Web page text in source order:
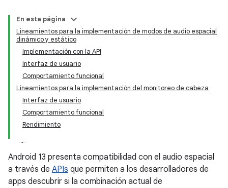
En esta página
Lineamientos para la implementación de modos de audio espacial
dinámico y estático
Implementación con la API
Interfaz de usuario
Comportamiento funcional
Lineamientos para la implementación del monitoreo de cabeza
Interfaz de usuario
Comportamiento funcional
Rendimiento
Android 13 presenta compatibilidad con el audio espacial
a través de APIs que permiten a los desarrolladores de
apps descubrir si la combinación actual de